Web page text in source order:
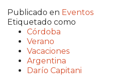
Publicado en Eventos
Etiquetado como
Córdoba
Verano
Vacaciones
Argentina
Darío Capitani